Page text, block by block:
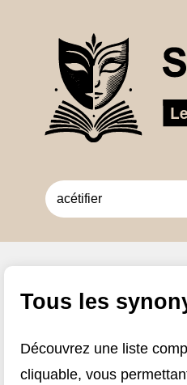
Tous les
Découvrez une liste
cliquable, vous